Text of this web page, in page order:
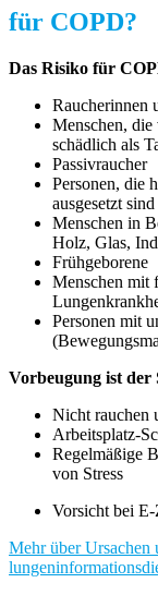
für COPD?
Das Risiko für
Raucherinnen
Menschen,
schädlich als
Passivraucher
Personen, die
ausgesetzt sind
Menschen in
Holz, Glas,
Frühgeborene
Menschen mit
Personen mit
Vorbeugung ist der
Nicht rauchen
Arbeitsplatz-
Regelmäßige
von Stress
Vorsicht bei E-
Mehr über